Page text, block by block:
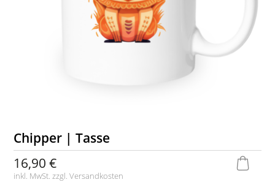
Chipper | Tasse
16,90 €
inkl. MwSt. zzgl.Versandkosten